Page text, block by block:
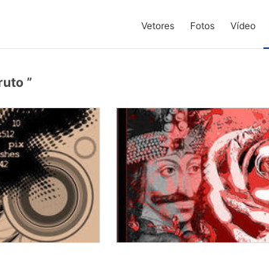
Vetores Fotos Vídeo